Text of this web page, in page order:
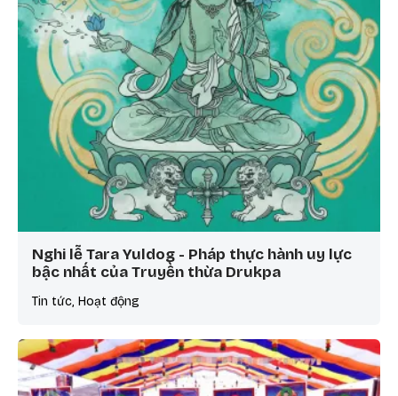
Nghi lễ Tara Yuldog - Pháp thực hành uy lực
bậc nhất của Truyền thừa Drukpa
Tin tức, Hoạt động